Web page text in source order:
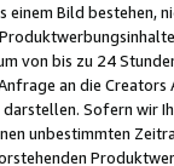
Bild bestehen,
von bis zu 24
an die
Sofern wir
unbestimmten